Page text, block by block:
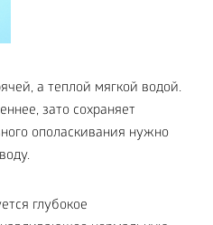
а теплой мягкой водой.
зато сохраняет
ополаскивания нужно
глубокое